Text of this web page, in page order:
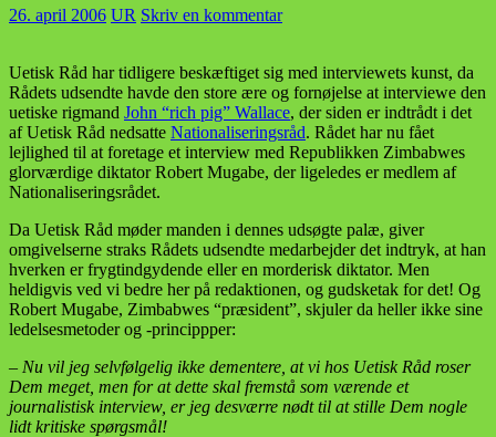
26. april 2006 UR Skriv en kommentar
Uetisk Råd har tidligere beskæftiget sig med interviewets kunst, da
Rådets udsendte havde den store ære og fornøjelse at interviewe den
uetiske rigmand John “rich pig” Wallace, der siden er indtrådt i det
af Uetisk Råd nedsatte Nationaliseringsråd. Rådet har nu fået
lejlighed til at foretage et interview med Republikken Zimbabwes
glorværdige diktator Robert Mugabe, der ligeledes er medlem af
Nationaliseringsrådet.
Da Uetisk Råd møder manden i dennes udsøgte palæ, giver
omgivelserne straks Rådets udsendte medarbejder det indtryk, at han
hverken er frygtindgydende eller en morderisk diktator. Men
heldigvis ved vi bedre her på redaktionen, og gudsketak for det! Og
Robert Mugabe, Zimbabwes “præsident”, skjuler da heller ikke sine
ledelsesmetoder og -princippper:
– Nu vil jeg selvfølgelig ikke dementere, at vi hos Uetisk Råd roser
Dem meget, men for at dette skal fremstå som værende et
journalistisk interview, er jeg desværre nødt til at stille Dem nogle
lidt kritiske spørgsmål!